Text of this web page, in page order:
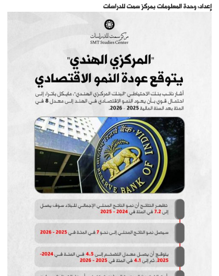
إعداد: وحدة المعلومات بمركز سمت للدراسات